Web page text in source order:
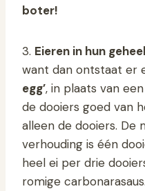
boter!
3. Eieren in hun
want dan ontstaat er
egg’, in plaats van
de dooiers goed van
alleen de dooiers.
verhouding is één
heel ei per drie
romige